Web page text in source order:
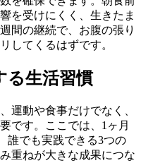
を受けにくく、生きたま
間の継続で、お腹の張り
してくるはずです。
る生活習慣
運動や食事だけでなく、
です。ここでは、1ヶ月
誰でも実践できる3つの
重ねが大きな成果につな